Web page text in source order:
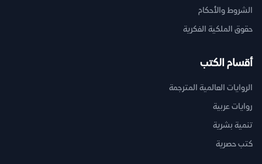
الشروط والأحكام
حقوق الملكية الفكرية
أقسام الكتب
الروايات العالمية المترجمة
روايات عربية
تنمية بشرية
كتب حصرية